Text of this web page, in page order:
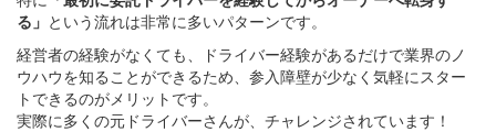
る」 という流れは非常に多いパターンです。
経営者の経験がなくても、ドライバー経験があるだけで業界のノ
ウハウを知ることができるため、参入障壁が少なく気軽にスター
トできるのがメリットです。
実際に多くの元ドライバーさんが、チャレンジされています！